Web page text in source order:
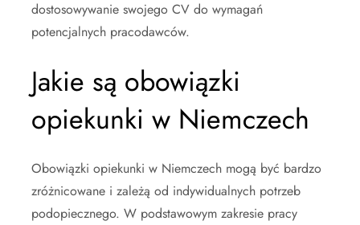
dostosowywanie swojego CV do wymagań
potencjalnych pracodawców.
Jakie są obowiązki
opiekunki w Niemczech
Obowiązki opiekunki w Niemczech mogą być bardzo
zróżnicowane i zależą od indywidualnych potrzeb
podopiecznego. W podstawowym zakresie pracy